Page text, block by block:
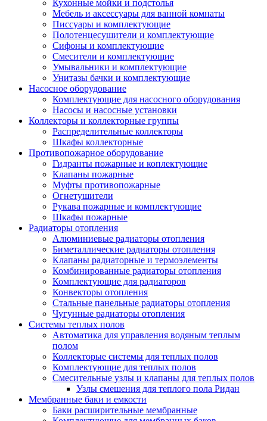
Кухонные мойки и подстолья
Мебель и аксессуары для ванной комнаты
Писсуары и комплектующие
Полотенцесушители и комплектующие
Сифоны и комплектующие
Смесители и комплектующие
Умывальники и комплектующие
Унитазы бачки и комплектующие
Насосное оборудование
Комплектующие для насосного оборудования
Насосы и насосные установки
Коллекторы и коллекторные группы
Распределительные коллекторы
Шкафы коллекторные
Противопожарное оборудование
Гидранты пожарные и коплектующие
Клапаны пожарные
Муфты противопожарные
Огнетушители
Рукава пожарные и комплектующие
Шкафы пожарные
Радиаторы отопления
Алюминиевые радиаторы отопления
Биметаллические радиаторы отопления
Клапаны радиаторные и термоэлементы
Комбинированные радиаторы отопления
Комплектующие для радиаторов
Конвекторы отопления
Стальные панельные радиаторы отопления
Чугунные радиаторы отопления
Системы теплых полов
Автоматика для управления водяным теплым
полом
Коллекторые системы для теплых полов
Комплектующие для теплых полов
Смесительные узлы и клапаны для теплых полов
Узлы смешения для теплого пола Ридан
Мембранные баки и емкости
Баки расширительные мембранные